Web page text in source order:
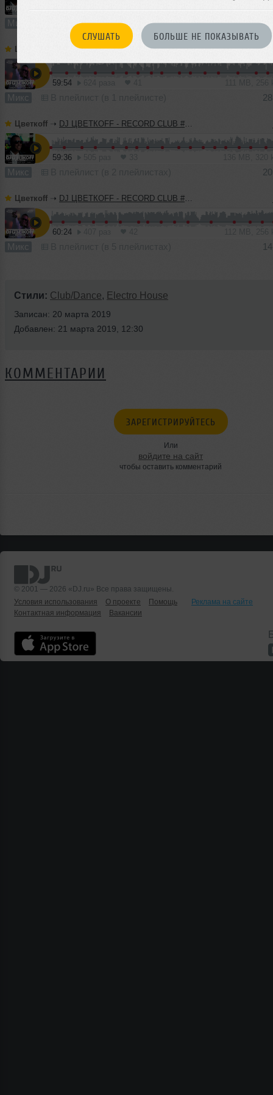
СЛУШАТЬ БОЛЬШЕ НЕ ПОКАЗЫВАТЬ
Микс В плейлист (в 3 плейлистах)
Цветкоff DJ ЦВЕТКОFF - RECORD CLUB #185 (24-04-2022)
59:54
Микс
Цветкоff ➝ DJ ЦВЕТКОFF - RECORD CLUB #184 (17-04-2022)
59:36
Микс
Цветкоff ➝ DJ ЦВЕТКОFF - RECORD CLUB #183 (10-04-2022)
60:24
Микс
Стили: Club/Dance, Electro House
Записан: 20 марта 2019
Добавлен: 21 марта 2019, 12:30
КОММЕНТАРИИ
ЗАРЕГИСТРИРУЙТЕСЬ
Или
войдите на сайт
чтобы оставить комментарий
© 2001 — 2026 «DJ.ru» Все права защищены.
Условия использования
О проекте Помощь
Реклама на сайте
Контактная информация
Вакансии